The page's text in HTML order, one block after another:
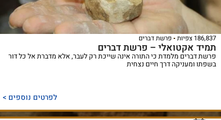
186,837 צפיות פרשת דברים
תמיד אקטואלי – פרשת דברים
פרשת דברים מלמדת כי התורה אינה שייכת רק לעבר, אלא מדברת אל כל דור
בשפתו ומעניקה דרך חיים נצחית
לפרטים נוספים >